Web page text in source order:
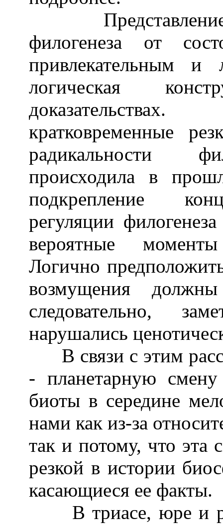
Представление о
филогенеза от
привлекательным
логическая
кратковременные
радикальности
происходила в
подкрепление
регуляции
вероятные
Логично
возмущения
следовательно,
нарушались
В связи с этим
- планетарную
биоты в середине
нами как из-за
так и потому, что эта
резкой в истории
касающиеся ее факты.
В триасе, юре и